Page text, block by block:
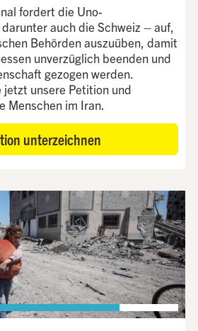
fordert die Uno-
auch die Schweiz – auf,
Behörden auszuüben, damit
unverzüglich beenden und
gezogen werden.
unsere Petition und
Menschen im Iran.
unterzeichnen